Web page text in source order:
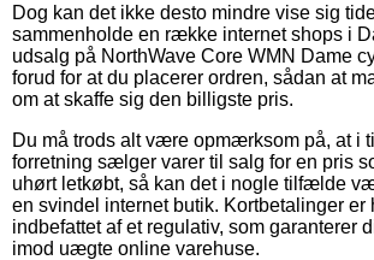
Dog kan det ikke desto mindre vise sig
sammenholde en række internet shops i
udsalg på NorthWave Core WMN Dame
forud for at du placerer ordren, sådan at
om at skaffe sig den billigste pris.
Du må trods alt være opmærksom på, at i
forretning sælger varer til salg for en pris
uhørt letkøbt, så kan det i nogle tilfælde
en svindel internet butik. Kortbetalinger er
indbefattet af et regulativ, som garanterer
imod uægte online varehuse.